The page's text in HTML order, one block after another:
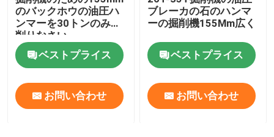
のバックホウの油圧ハ
ンマーを30トンのみで
削りなさい
ベストプライス
お問い合わせ
ブレーカの石のハンマ
ーの掘削機155Mm広く
ベストプライス
お問い合わせ